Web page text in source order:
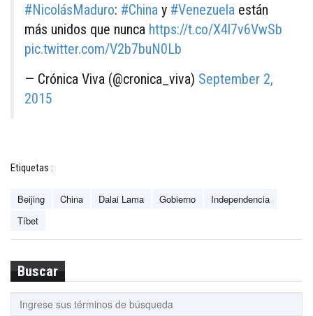
#NicolásMaduro: #China y #Venezuela están
más unidos que nunca https://t.co/X4l7v6VwSb
pic.twitter.com/V2b7buN0Lb
— Crónica Viva (@cronica_viva) September 2,
2015
Etiquetas :
Beijing China Dalai Lama Gobierno
Independencia
Tíbet
Buscar